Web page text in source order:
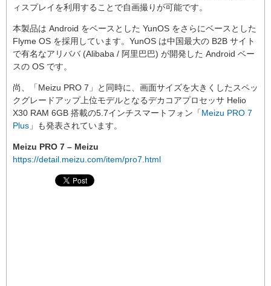
ィスプレイを利用することで自画撮りが可能です。
本製品は Android をベースとした YunOS をさらにベースとした
Flyme OS を採用しています。YunOS は中国最大の B2B サイト
で有名なアリババ (Alibaba / 阿里巴巴) が開発した Android ベー
スの OS です。
尚、「Meizu PRO 7」と同時に、画面サイズを大きくしたスペッ
クグレードアップ上位モデルとなるデカコアプロセッサ Helio
X30 RAM 6GB 搭載の5.7インチスマートフォン「Meizu PRO 7
Plus 」も発表されています。
Meizu PRO 7 – Meizu
https://detail.meizu.com/item/pro7.html